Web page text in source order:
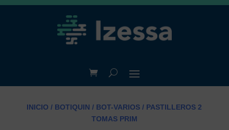
INICIO / BOTIQUIN / BOT-VARIOS / PASTILLEROS 2
TOMAS PRIM